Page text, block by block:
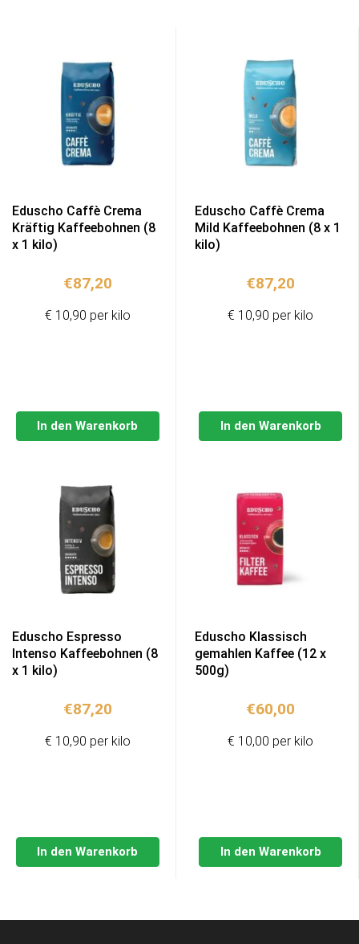
Eduscho Caffè Crema
Kräftig Kaffeebohnen (8
x 1 kilo)
€87,20
In den Warenkorb
€ 10,90 per kilo
Eduscho Caffè Crema
Mild Kaffeebohnen (8 x 1
kilo)
€87,20
In den Warenkorb
€ 10,90 per kilo
Eduscho Espresso
Intenso Kaffeebohnen (8
x 1 kilo)
€87,20
In den Warenkorb
€ 10,90 per kilo
Eduscho Klassisch
gemahlen Kaffee (12 x
500g)
€60,00
In den Warenkorb
€ 10,00 per kilo